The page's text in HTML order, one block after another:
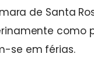
de Santa
como
se em férias.